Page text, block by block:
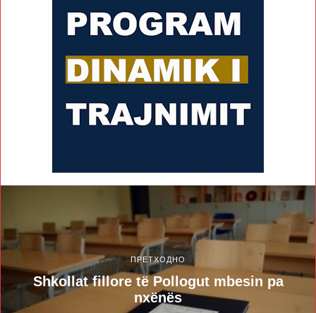
ПРЕТХОДНО
Shkollat fillore të Pollogut mbesin pa
nxënës